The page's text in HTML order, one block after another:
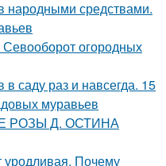
народными средствами.
огородных
в саду раз и навсегда. 15
муравьев
РОЗЫ Д. ОСТИНА
уродливая. Почему